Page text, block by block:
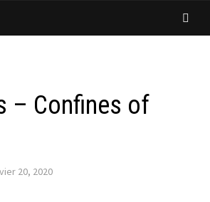
– Confines of
20, 2020